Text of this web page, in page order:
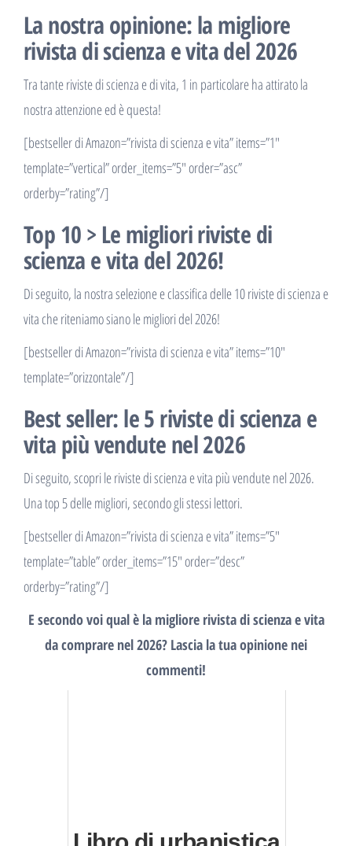
La nostra opinione: la migliore
rivista di scienza e vita del 2026
Tra tante riviste di scienza e di vita, 1 in particolare ha attirato la
nostra attenzione ed è questa!
[bestseller di Amazon=”rivista di scienza e vita” items=”1″
template=”vertical” order_items=”5″ order=”asc”
orderby=”rating”/]
Top 10 > Le migliori riviste di
scienza e vita del 2026!
Di seguito, la nostra selezione e classifica delle 10 riviste di scienza e
vita che riteniamo siano le migliori del 2026!
[bestseller di Amazon=”rivista di scienza e vita” items=”10″
template=”orizzontale”/]
Best seller: le 5 riviste di scienza e
vita più vendute nel 2026
Di seguito, scopri le riviste di scienza e vita più vendute nel 2026.
Una top 5 delle migliori, secondo gli stessi lettori.
[bestseller di Amazon=”rivista di scienza e vita” items=”5″
template=”table” order_items=”15″ order=”desc”
orderby=”rating”/]
E secondo voi qual è la migliore rivista di scienza e vita
da comprare nel 2026? Lascia la tua opinione nei
commenti!